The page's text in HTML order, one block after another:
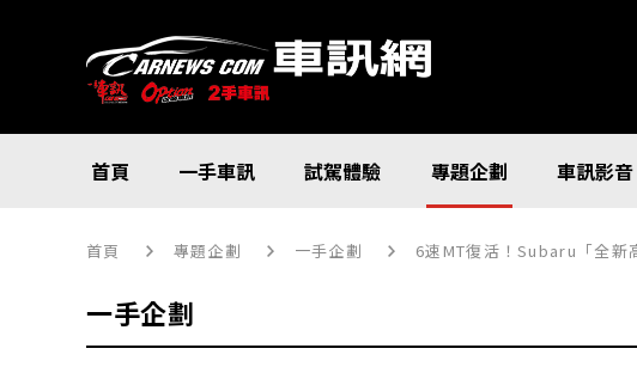
首頁 一手車訊 試駕體驗 專題企劃 車訊影音
首頁 專題企劃 一手企劃 6速MT復活！Subaru「全新高性
一手企劃